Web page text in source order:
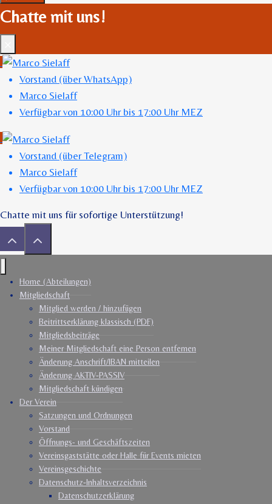
Chatte mit uns!
Vorstand (über WhatsApp)
Marco Sielaff
Verfügbar von 10:00 Uhr bis 17:00 Uhr MEZ
Vorstand (über Telegram)
Marco Sielaff
Verfügbar von 10:00 Uhr bis 17:00 Uhr MEZ
Chatte mit uns für sofortige Unterstützung!
Home (Abteilungen)
Mitgliedschaft
Mitglied werden / hinzufügen
Beitrittserklärung klassisch (PDF)
Mitgliedsbeiträge
Meiner Mitgliedschaft eine Person entfernen
Änderung Anschrift/IBAN mitteilen
Änderung AKTIV-PASSIV
Mitgliedschaft kündigen
Der Verein
Satzungen und Ordnungen
Vorstand
Öffnungs- und Geschäftszeiten
Vereinsgaststätte oder Halle für Events mieten
Vereinsgeschichte
Datenschutz-Inhaltsverzeichnis
Datenschutzerklärung